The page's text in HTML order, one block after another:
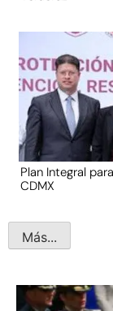
Plan Integral
CDMX
Más...